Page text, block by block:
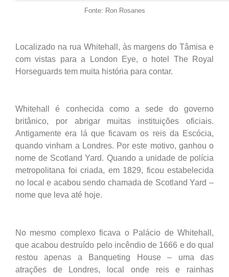
Fonte: Ron Rosanes
Localizado na rua Whitehall, às margens do Tâmisa e
com vistas para a London Eye, o hotel The Royal
Horseguards tem muita história para contar.
Whitehall é conhecida como a sede do governo
britânico, por abrigar muitas instituições oficiais.
Antigamente era lá que ficavam os reis da Escócia,
quando vinham a Londres. Por este motivo, ganhou o
nome de Scotland Yard. Quando a unidade de polícia
metropolitana foi criada, em 1829, ficou estabelecida
no local e acabou sendo chamada de Scotland Yard –
nome que leva até hoje.
No mesmo complexo ficava o Palácio de Whitehall,
que acabou destruído pelo incêndio de 1666 e do qual
restou apenas a Banqueting House – uma das
atrações de Londres, local onde reis e rainhas